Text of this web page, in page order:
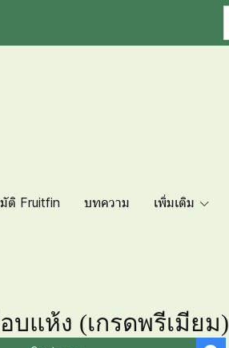
ติ Fruitfin บทความ เพิ่มเติม
บแห้ง (เกรดพรีเมียม)